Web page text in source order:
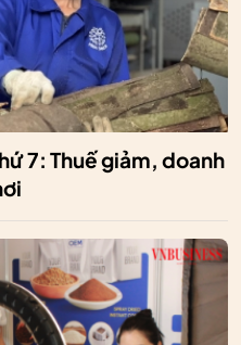
7: Thuế giảm, doanh